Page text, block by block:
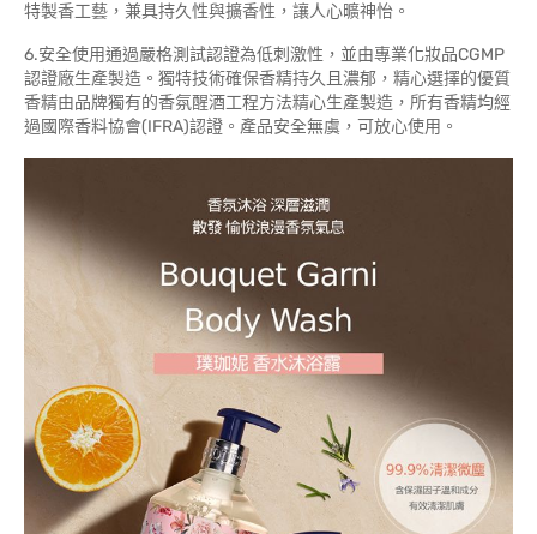
特製香工藝，兼具持久性與擴香性，讓人心曠神怡。
6.安全使用通過嚴格測試認證為低刺激性，並由專業化妝品CGMP
認證廠生產製造。獨特技術確保香精持久且濃郁，精心選擇的優質
香精由品牌獨有的香氛醒酒工程方法精心生產製造，所有香精均經
過國際香料協會(IFRA)認證。產品安全無虞，可放心使用。